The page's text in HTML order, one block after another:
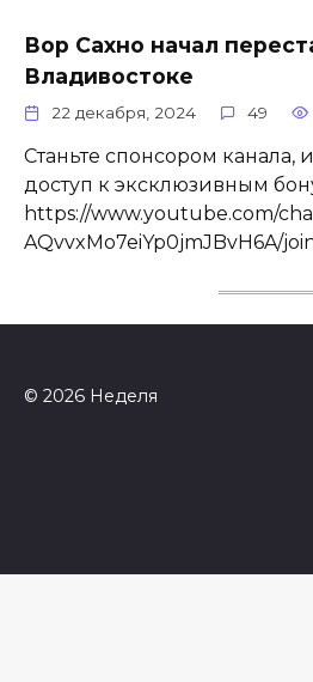
Вор Сахно начал
Владивостоке
22 декабря, 2024 49
Станьте спонсором канала,
доступ к эксклюзивным
https://www.youtube.com/
AQvvxMo7eiYp0jmJBvH6A/
© 2026 Неделя